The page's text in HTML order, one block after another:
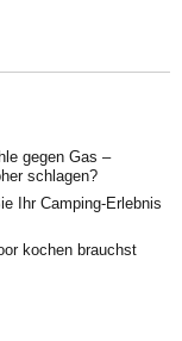
gegen Gas –
schlagen?
Ihr Camping-Erlebnis
kochen brauchst